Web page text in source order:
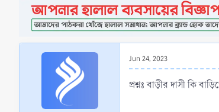
d
s
t
a
r
d
a
t
e
Jun 24, 2023
প্রশ্নঃ বাড়ীর দাসী কি